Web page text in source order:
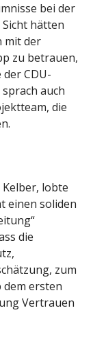
bei der
hätten
mit der
zu betrauen,
CDU-
auch
die
lobte
einen soliden
die
zum
dem ersten
Vertrauen